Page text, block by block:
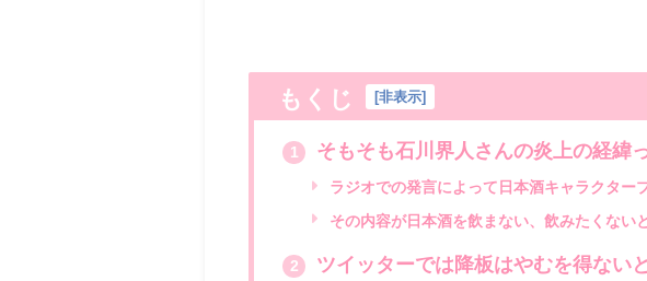
もくじ [非表示]
1 そもそも石川界人さんの炎上の経緯
ラジオでの発言によって日本酒キャラクター
その内容が日本酒を飲まない、飲みたくない
2 ツイッターでは降板はやむを得ない